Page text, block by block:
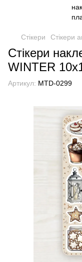
Стікери Стікери
Стікери
WINTER
Артикул: MTD-0299